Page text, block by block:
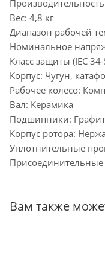
Вес: 4,8 кг
Диапазон рабочей
Номинальное
Класс защиты (IEC
Корпус: Чугун,
Рабочее колесо:
Вал: Керамика
Подшипники: Графит
Корпус ротора:
Уплотнительные
Присоединительные
Вам также